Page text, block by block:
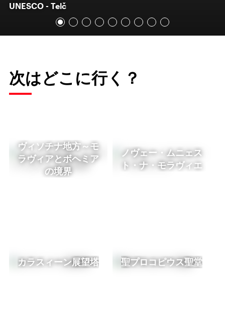
UNESCO - Telč
次はどこに行く？
ヴィソチナ地方～モ
ラヴィアとボヘミア
の境界
ノヴェー・ムニェス
ト・ナ・モラヴィエ
カラスィーン展望塔 聖プロコピウス聖堂